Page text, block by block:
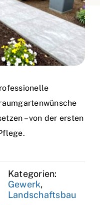
– von der ersten
Kategorien:
Gewerk,
Landschaftsbau